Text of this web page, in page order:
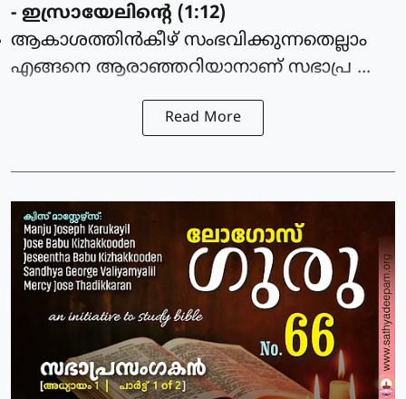
- ഇസ്രായേലിന്റെ (1:12)
ആകാശത്തിന്‍കീഴ് സംഭവിക്കുന്നതെല്ലാം
എങ്ങനെ ആരാഞ്ഞറിയാനാണ് സഭാപ്ര ...
Read More